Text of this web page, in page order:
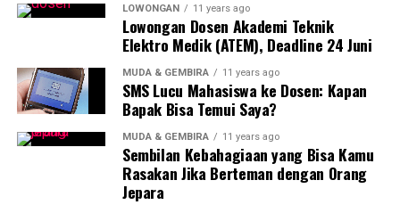
saran, Honda pasti akan dengan berbesar hati untuk
mendengarkannya.
Honda ADV150 Bekas Pertama
Pemilik Honda ADV150 yang telah menjual skutonya
tersebut memang tidak membeberkan secara detail
alasannya. Penjualan tersebut bisa jadi sebagai Honda
ADV150 bekas yang pertama.
LOWONGAN 11 years ago
Lowongan Dosen Akademi Teknik
Elektro Medik (ATEM), Deadline 24 Juni
MUDA & GEMBIRA 11 years ago
SMS Lucu Mahasiswa ke Dosen: Kapan
Bapak Bisa Temui Saya?
MUDA & GEMBIRA 11 years ago
Sembilan Kebahagiaan yang Bisa Kamu
Rasakan Jika Berteman dengan Orang
Jepara